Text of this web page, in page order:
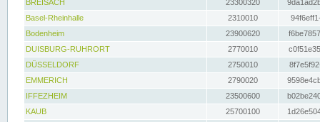
BREISACH
23300320
Basel-Rheinhalle
2310010
Bodenheim
23900620
DUISBURG-RUHRORT
2770010
DÜSSELDORF
2750010
EMMERICH
2790020
IFFEZHEIM
23500600
KAUB
25700100